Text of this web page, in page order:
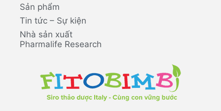
Sản phẩm
Tin tức – Sự kiện
Nhà sản xuất
Pharmalife Research